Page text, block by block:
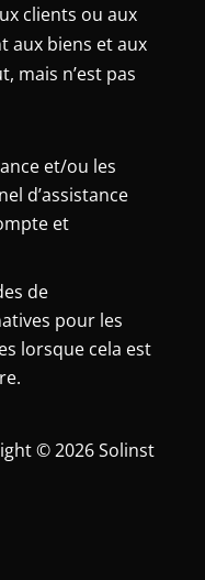
clients ou aux
aux biens et aux
mais n’est pas
et/ou les
d’assistance
et
de
pour les
lorsque cela est
© 2026 Solinst